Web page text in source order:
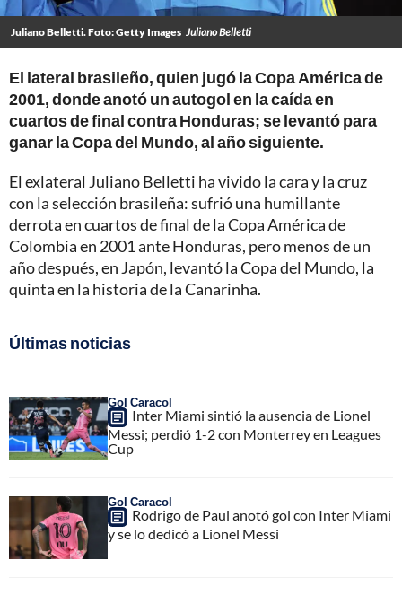
Juliano Belletti. Foto: Getty Images Juliano Belletti
El lateral brasileño, quien jugó la Copa América de
2001, donde anotó un autogol en la caída en
cuartos de final contra Honduras; se levantó para
ganar la Copa del Mundo, al año siguiente.
El exlateral Juliano Belletti ha vivido la cara y la cruz
con la selección brasileña: sufrió una humillante
derrota en cuartos de final de la Copa América de
Colombia en 2001 ante Honduras, pero menos de un
año después, en Japón, levantó la Copa del Mundo, la
quinta en la historia de la Canarinha.
Últimas noticias
Gol Caracol
Inter Miami sintió la ausencia de Lionel
Messi; perdió 1-2 con Monterrey en Leagues
Cup
Gol Caracol
Rodrigo de Paul anotó gol con Inter Miami
y se lo dedicó a Lionel Messi